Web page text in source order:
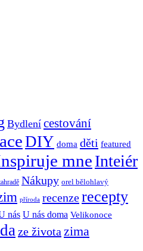
Bydlení cestování
DIY doma děti featured
mneInteiér
Nákupy orel bělohlavý
příroda recenzerecepty
nás U nás doma Velikonoce
ze života zima